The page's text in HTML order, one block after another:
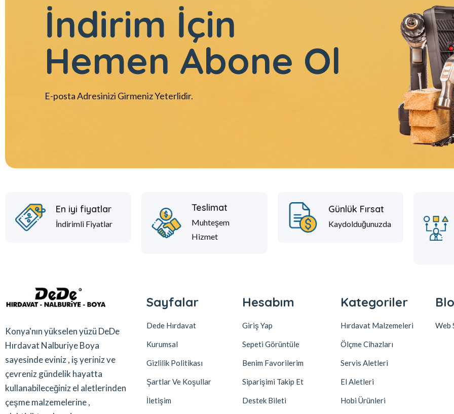
İndirim İçin
Hemen Abone Ol
E-posta Adresinizi Girmeniz Yeterlidir.
En iyi fiyatlar
İndirimli Fiyatlar
Teslimat
Muhteşem
Hizmet
Günlük Fırsat
Kaydolduğunuzda
Konya'nın yükselen yüzü DeDe
Hırdavat Nalburiye Boya
sayesinde eviniz , iş yeriniz ve
çevreniz gündelik hayatta
kullanabileceğiniz el aletlerinden
çeşme malzemelerine ,
Sayfalar
Dede Hırdavat
Kurumsal
Gizlilik Politikası
Şartlar Ve Koşullar
İletişim
Hesabım
Giriş Yap
Sepeti Görüntüle
Benim Favorilerim
Siparişimi Takip Et
Destek Bileti
Kategoriler
Hırdavat Malzemeleri
Ölçme Cihazları
Servis Aletleri
El Aletleri
Hobi Ürünleri
Web